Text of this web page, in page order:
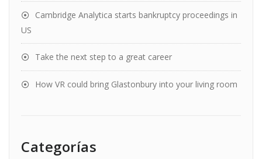
Cambridge Analytica starts bankruptcy proceedings in
US
Take the next step to a great career
How VR could bring Glastonbury into your living room
Categorías